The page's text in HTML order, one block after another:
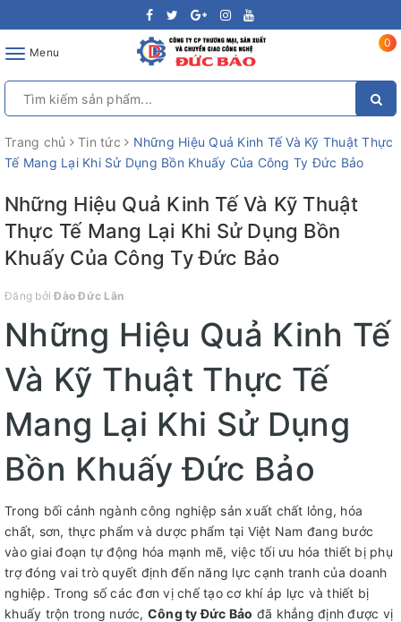
ToggleMenu
0
Trang chủ Tin tức
Những Hiệu Quả Kinh Tế Và Kỹ Thuật Thực
Tế Mang Lại Khi Sử Dụng Bồn Khuấy Của Công Ty Đức Bảo
Những Hiệu Quả Kinh Tế Và Kỹ Thuật
Thực Tế Mang Lại Khi Sử Dụng Bồn
Khuấy Của Công Ty Đức Bảo
Đăng bởiĐào Đức Lân
Những Hiệu Quả Kinh Tế
Và Kỹ Thuật Thực Tế
Mang Lại Khi Sử Dụng
Bồn Khuấy Đức Bảo
Trong bối cảnh ngành công nghiệp sản xuất chất lỏng, hóa
chất, sơn, thực phẩm và dược phẩm tại Việt Nam đang bước
vào giai đoạn tự động hóa mạnh mẽ, việc tối ưu hóa thiết bị phụ
trợ đóng vai trò quyết định đến năng lực cạnh tranh của doanh
nghiệp. Trong số các đơn vị chế tạo cơ khí áp lực và thiết bị
khuấy trộn trong nước, Công ty Đức Bảo đã khẳng định được vị